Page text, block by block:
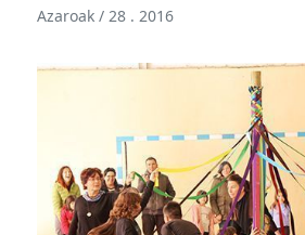
Azaroak / 28 . 2016